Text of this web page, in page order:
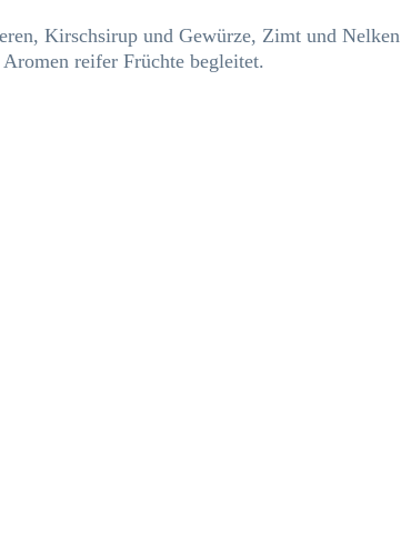
Kirschsirup und Gewürze, Zimt und Nelken
reifer Früchte begleitet.